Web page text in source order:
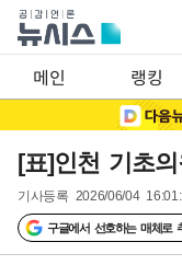
메인 랭킹
[표]인천 기초
기사등록 2026/06/04
구글에서 선호하는 매체로